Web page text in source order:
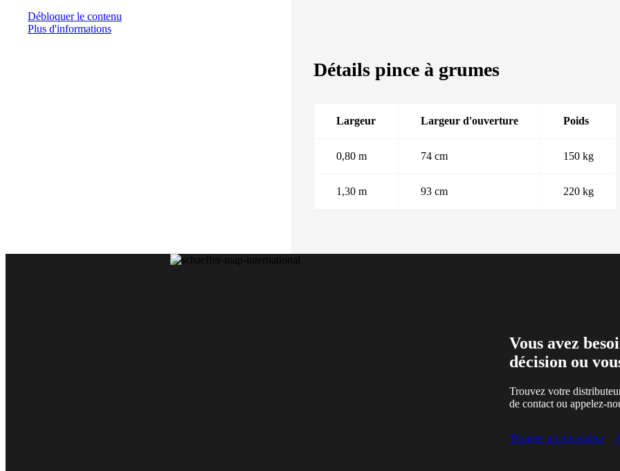
Débloquer le contenu
Plus d'informations
Détails pince à grumes
Largeur Largeur d'ouverture Poids
0,80 m 74 cm 150 kg
1,30 m 93 cm 220 kg
Vous avez
décision ou
Trouvez votre
de contact ou appelez-
Trouver un revendeur